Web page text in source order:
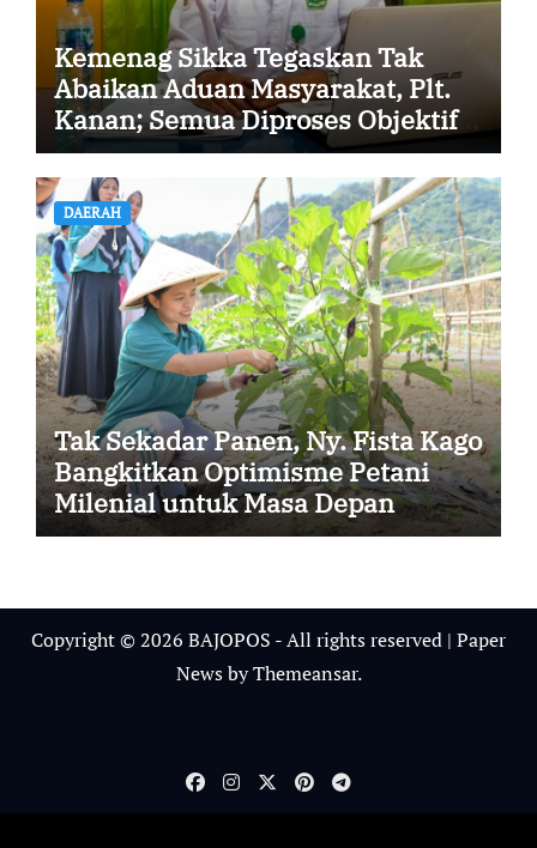
Kemenag Sikka Tegaskan Tak
Abaikan Aduan Masyarakat, Plt.
Kanan; Semua Diproses Objektif
dan Transparan
DAERAH
Tak Sekadar Panen, Ny. Fista Kago
Bangkitkan Optimisme Petani
Milenial untuk Masa Depan
Ketahanan Pangan Sikka
Copyright © 2026 BAJOPOS - All rights reserved | Paper
NewsbyThemeansar.